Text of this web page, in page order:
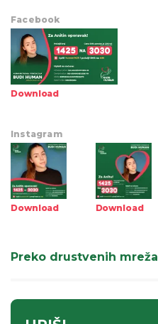
Facebook
Download
Instagram
Download Download
Preko drustvenih mreža